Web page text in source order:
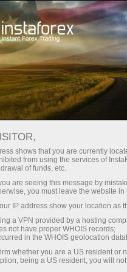
فوری اکاونٹ کھولیں
شراکت داروں کے
لئے
, بونس, کریپٹو کرنسی, ڈیموshows that you are currently
from using the services of
of funds, etc.
are seeing this message by
you must leave the website
IP address show your location as
a VPN provided by a hosting
not have proper WHOIS records;
in the WHOIS geolocation
whether you are a US resident or
being a US resident, you will